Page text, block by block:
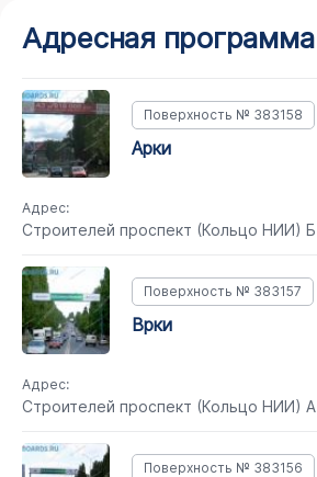
Адресная программа
Поверхность № 383158
арки
Адрес:
Строителей проспект (Кольцо НИИ) Б
Поверхность № 383157
врки
Адрес:
Строителей проспект (Кольцо НИИ) А
Поверхность № 383156